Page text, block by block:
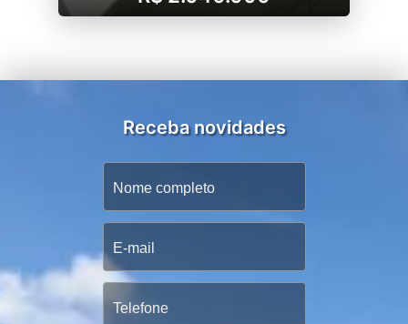
Receba novidades